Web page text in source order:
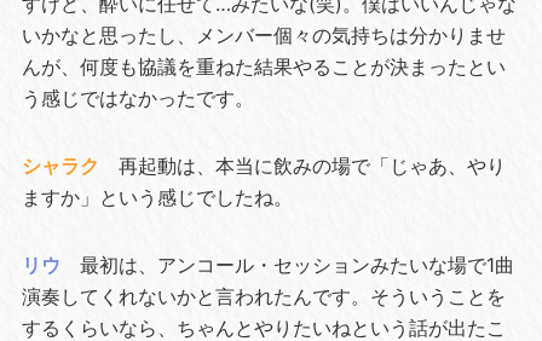
いかなと思ったし、メンバー個々の気持ちは分かりませ
んが、何度も協議を重ねた結果やることが決まったとい
う感じではなかったです。
シャラク
再起動は、本当に飲みの場で「じゃあ、やり
ますか」という感じでしたね。
リウ
最初は、アンコール・セッションみたいな場で1曲
演奏してくれないかと言われたんです。そういうことを
するくらいなら、ちゃんとやりたいねという話が出たこ